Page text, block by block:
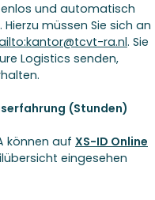
und automatisch
müssen Sie sich an
ra.nl. Sie
Logistics senden,
(Stunden)
können auf XS-ID Online
eingesehen